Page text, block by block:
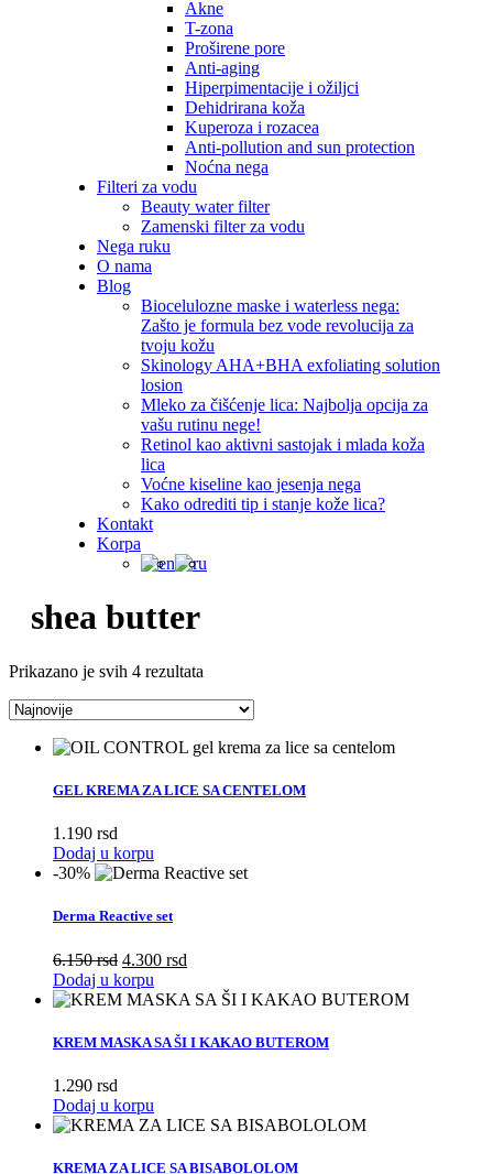
Akne
T-zona
Proširene pore
Anti-aging
Hiperpimentacije i ožiljci
Dehidrirana koža
Kuperoza i rozacea
Anti-pollution and sun protection
Noćna nega
Filteri za vodu
Beauty water filter
Zamenski filter za vodu
Nega ruku
O nama
Blog
Biocelulozne maske i waterless nega:
Zašto je formula bez vode revolucija za
tvoju kožu
Skinology AHA+BHA exfoliating solution
losion
Mleko za čišćenje lica: Najbolja opcija za
vašu rutinu nege!
Retinol kao aktivni sastojak i mlada koža
lica
Voćne kiseline kao jesenja nega
Kako odrediti tip i stanje kože lica?
Kontakt
Korpa
shea butter
Prikazano je svih 4 rezultata
GEL KREMA ZA LICE SA CENTELOM
1.190 rsd
Dodaj u korpu
-30%
Derma Reactive set
6.150rsd Originalna
cena
je
6.150
4.300 rsd
je:
rsd.
Dodaj u korpu
KREM MASKA SA ŠI I KAKAO BUTEROM
1.290 rsd
Dodaj u korpu
KREMA ZA LICE SA BISABOLOLOM